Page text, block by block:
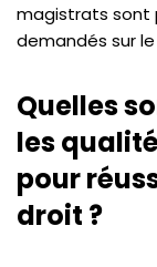
magistrats sont
demandés sur
Quelles
les
pour
droit ?